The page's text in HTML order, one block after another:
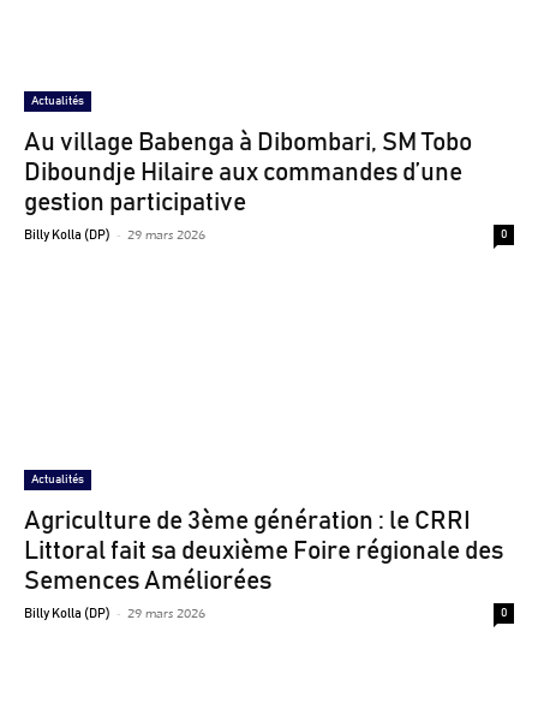
Actualités
Au village Babenga à Dibombari, SM Tobo
Diboundje Hilaire aux commandes d’une
gestion participative
Billy Kolla (DP) - 29 mars 2026 0
Actualités
Agriculture de 3ème génération : le CRRI
Littoral fait sa deuxième Foire régionale des
Semences Améliorées
Billy Kolla (DP) - 29 mars 2026 0